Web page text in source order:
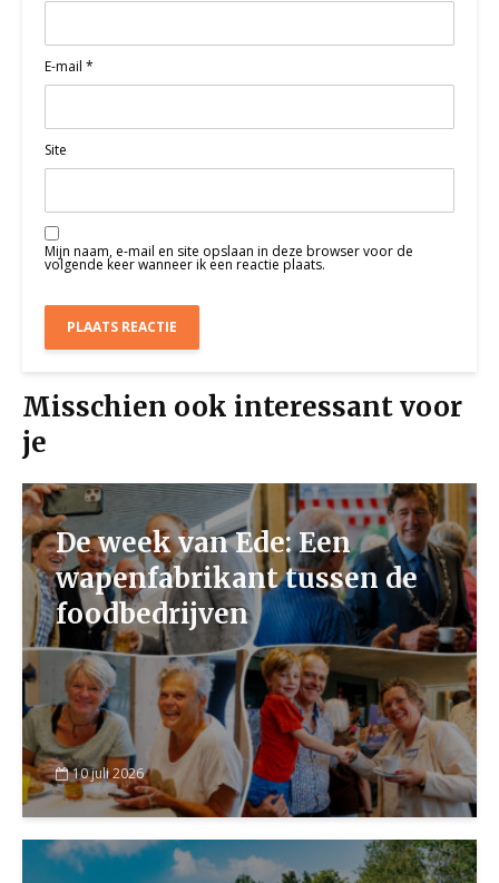
E-mail *
Site
Mijn naam, e-mail en site opslaan in deze browser voor de
volgende keer wanneer ik een reactie plaats.
Misschien ook interessant voor
je
De week van Ede: Een
wapenfabrikant tussen de
foodbedrijven
10 juli 2026